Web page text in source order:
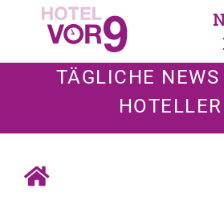
TÄGLICHE NEWS